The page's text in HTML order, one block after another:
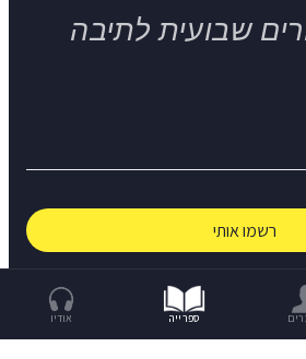
שבועית לתיבה
Build With Love -
ספרייה אודיו